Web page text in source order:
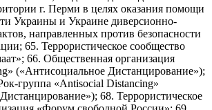
г. Перми в целях оказания помощи
Украины и Украине диверсионно-
направленных против безопасности
65. Террористическое сообщество
66. Общественная организация
(«Антисоциальное Дистанцирование»);
группа «Antisocial Distancing»
68. Террористическое